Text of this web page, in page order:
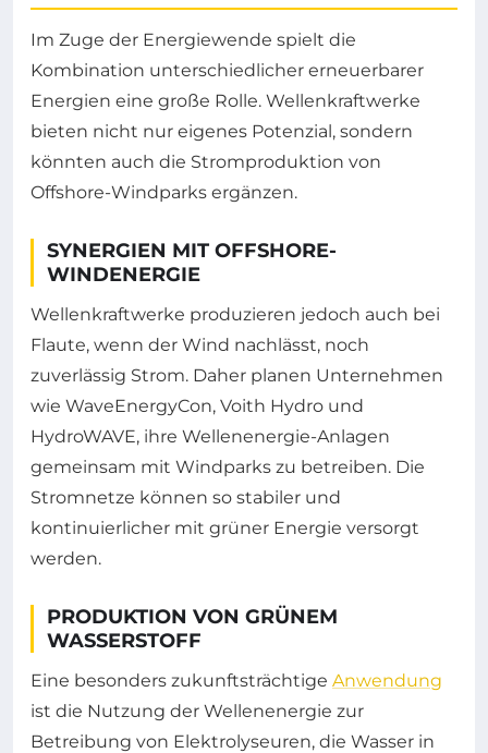
Im Zuge der Energiewende spielt die
Kombination unterschiedlicher erneuerbarer
Energien eine große Rolle. Wellenkraftwerke
bieten nicht nur eigenes Potenzial, sondern
könnten auch die Stromproduktion von
Offshore-Windparks ergänzen.
SYNERGIEN MIT OFFSHORE-
WINDENERGIE
Wellenkraftwerke produzieren jedoch auch bei
Flaute, wenn der Wind nachlässt, noch
zuverlässig Strom. Daher planen Unternehmen
wie WaveEnergyCon, Voith Hydro und
HydroWAVE, ihre Wellenenergie-Anlagen
gemeinsam mit Windparks zu betreiben. Die
Stromnetze können so stabiler und
kontinuierlicher mit grüner Energie versorgt
werden.
PRODUKTION VON GRÜNEM
WASSERSTOFF
Eine besonders zukunftsträchtige Anwendung
ist die Nutzung der Wellenenergie zur
Betreibung von Elektrolyseuren, die Wasser in